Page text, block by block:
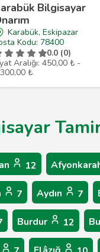
Bilgisayar
Karabük, Eskipazar
Kodu: 78400
0.0 (0)
Aralığı: 450,00 ₺ -
₺
12
7 Aydın 7
Burdur 12